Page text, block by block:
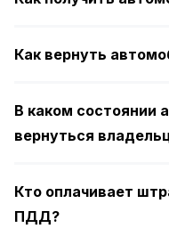
Как вернуть
В каком состоянии
вернуться
Кто оплачивает
ПДД?